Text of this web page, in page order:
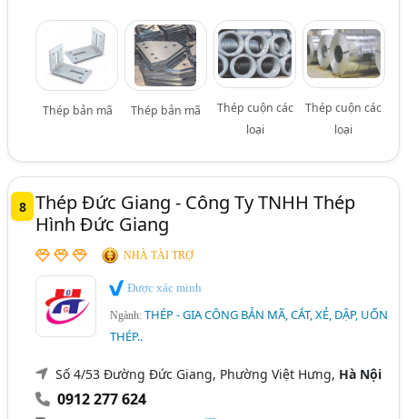
Thép bản mã Thép bản mã
Thép cuộn các
loại
Thép cuộn các
loại
8 Thép Đức Giang - Công Ty TNHH Thép
Hình Đức Giang
NHÀ TÀI TRỢ
Được xác minh
Ngành:THÉP - GIA CÔNG BẢN MÃ, CẮT, XẺ, DẬP, UỐN
THÉP..
Số 4/53 Đường Đức Giang, Phường Việt Hưng, Hà Nội
0912 277 624